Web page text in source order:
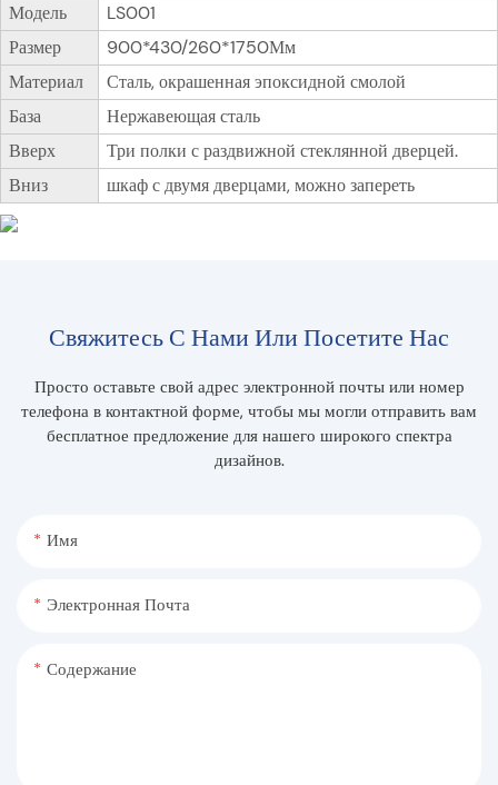
Модель
LS001
Размер
900*430/260*1750Мм
Материал
Сталь, окрашенная эпоксидной смолой
База
Нержавеющая сталь
Вверх
Три полки с раздвижной стеклянной дверцей.
Вниз
шкаф с двумя дверцами, можно запереть
Свяжитесь С Нами Или Посетите Нас
Просто оставьте свой адрес электронной почты или номер
телефона в контактной форме, чтобы мы могли отправить вам
бесплатное предложение для нашего широкого спектра
дизайнов.
Имя
Электронная Почта
Содержание